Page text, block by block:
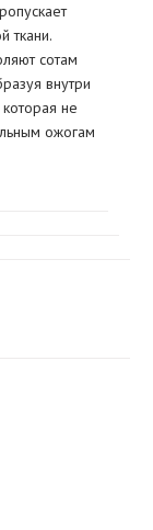
ткани.
сотам
внутри
не
ожогам